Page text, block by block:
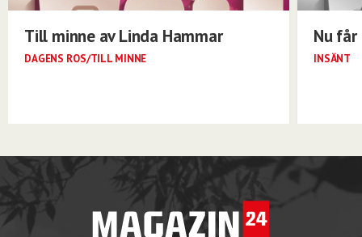
Till minne av Linda Hammar
DAGENS ROS/TILL MINNE
Nu
INSÄNT